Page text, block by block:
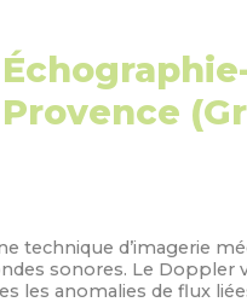
Provence
technique d’imagerie
sonores. Le Doppler
les anomalies de flux